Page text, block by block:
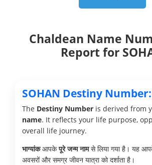
Chaldean Name
Report for
SOHAN Destiny Number:
The Destiny Number is derived from
name. It reflects your life purpose,
overall life journey.
भाग्यांकआपकेपूरे जन्म नामसे लिया गया है। यह
अवसरों और समग्र जीवन यात्रा को दर्शाता है।